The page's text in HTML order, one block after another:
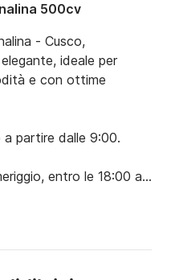
500cv
- Cusco,
ideale per
e con ottime
partire dalle 9:00.
entro le 18:00 al